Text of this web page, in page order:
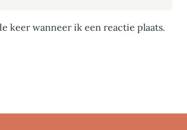
keer wanneer ik een reactie plaats.